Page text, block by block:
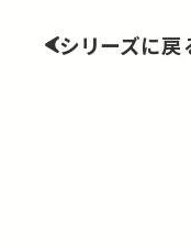
シリーズに戻